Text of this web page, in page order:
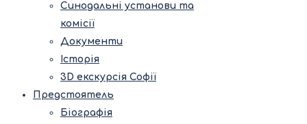
Синодальні установи та
комісії
Документи
Історія
3D екскурсія Софії
Предстоятель
Біографія